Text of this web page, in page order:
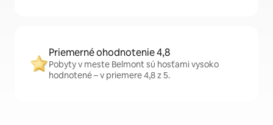
Priemerné ohodnotenie 4,8
Pobyty v meste Belmont sú hosťami vysoko
hodnotené – v priemere 4,8 z 5.